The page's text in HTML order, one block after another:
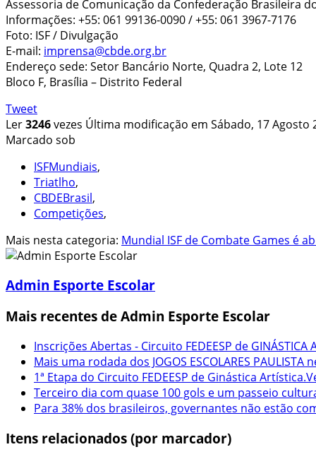
Assessoria de Comunicação da Confederação Brasileira
Informações: +55: 061 99136-0090 / +55: 061 3967-7176
Foto: ISF / Divulgação
E-mail: imprensa@cbde.org.br
Endereço sede: Setor Bancário Norte, Quadra 2, Lote 12
Bloco F, Brasília – Distrito Federal
Tweet
Ler3246vezes Última modificação em Sábado, 17 Agosto
Marcado sob
ISFMundiais,
Triatlho,
CBDEBrasil,
Competições,
Mais nesta categoria: Mundial ISF de Combate Games é
Admin Esporte Escolar
Mais recentes de Admin Esporte Escolar
Inscrições Abertas - Circuito FEDEESP de GINÁSTICA
Mais uma rodada dos JOGOS ESCOLARES
1ª Etapa do Circuito FEDEESP de Ginástica
Terceiro dia com quase 100 gols e um passeio
Para 38% dos brasileiros, governantes não estão
Itens relacionados (por marcador)